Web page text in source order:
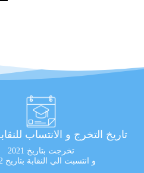
تاريخ التخرج و الانتساب
تخرجت بتاريخ 2021
و انتسبت الي النقابة بتاريخ 2022